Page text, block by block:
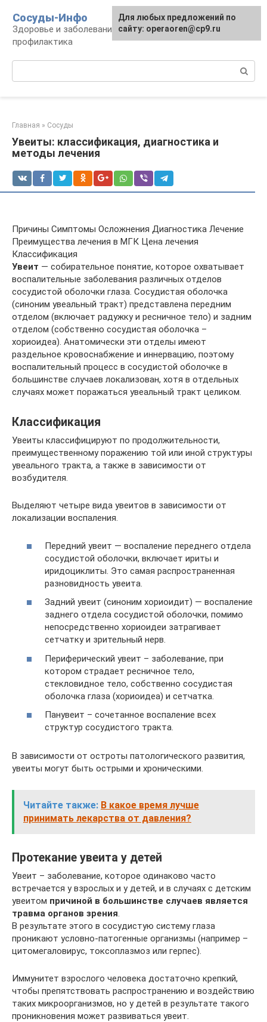
контенту
Сосуды-Инфо
Здоровье и заболевания сосудов и сердца,
профилактика
Главная » Сосуды
Увеиты: классификация, диагностика и
методы лечения
Причины Симптомы Осложнения Диагностика Лечение
Преимущества лечения в МГК Цена лечения
Классификация
Увеит — собирательное понятие, которое охватывает
воспалительные заболевания различных отделов
сосудистой оболочки глаза. Сосудистая оболочка
(синоним увеальный тракт) представлена передним
отделом (включает радужку и ресничное тело) и задним
отделом (собственно сосудистая оболочка –
хориоидеа). Анатомически эти отделы имеют
раздельное кровоснабжение и иннервацию, поэтому
воспалительный процесс в сосудистой оболочке в
большинстве случаев локализован, хотя в отдельных
случаях может поражаться увеальный тракт целиком.
Классификация
Увеиты классифицируют по продолжительности,
преимущественному поражению той или иной структуры
увеального тракта, а также в зависимости от
возбудителя.
Выделяют четыре вида увеитов в зависимости от
локализации воспаления.
Передний увеит — воспаление переднего отдела
сосудистой оболочки, включает ириты и
иридоциклиты. Это самая распространенная
разновидность увеита.
Задний увеит (синоним хориоидит) — воспаление
заднего отдела сосудистой оболочки, помимо
непосредственно хориоидеи затрагивает
сетчатку и зрительный нерв.
Периферический увеит – заболевание, при
котором страдает ресничное тело,
стекловидное тело, собственно сосудистая
оболочка глаза (хориоидеа) и сетчатка.
Панувеит – сочетанное воспаление всех
структур сосудистого тракта.
В зависимости от остроты патологического развития,
увеиты могут быть острыми и хроническими.
Читайте также: В какое время лучше
принимать лекарства от давления?
Протекание увеита у детей
Увеит – заболевание, которое одинаково часто
встречается у взрослых и у детей, и в случаях с детским
увеитом причиной в большинстве случаев является
травма органов зрения.
В результате этого в сосудистую систему глаза
проникают условно-патогенные организмы (например –
цитомегаловирус, токсоплазмоз или герпес).
Иммунитет взрослого человека достаточно крепкий,
чтобы препятствовать распространению и воздействию
таких микроорганизмов, но у детей в результате такого
проникновения может развиваться увеит.
Для любых предложений по
сайту: operaoren@cp9.ru